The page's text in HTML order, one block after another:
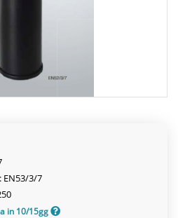
EN53/3/7
in 10/15gg